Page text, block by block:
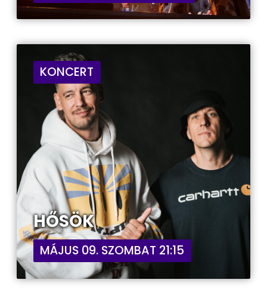
KONCERT
HŐSÖK
MÁJUS 09. SZOMBAT 21:15